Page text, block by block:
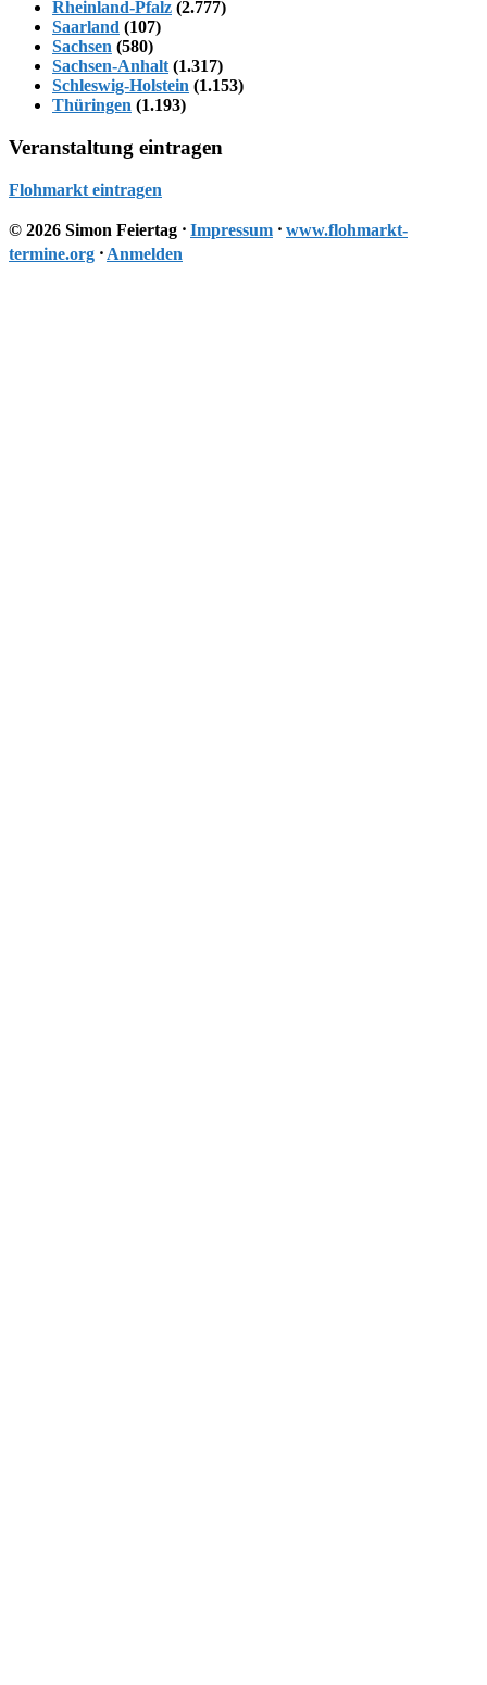
Rheinland-Pfalz (2.777)
Saarland (107)
Sachsen (580)
Sachsen-Anhalt (1.317)
Schleswig-Holstein (1.153)
Thüringen (1.193)
Veranstaltung eintragen
Flohmarkt eintragen
© 2026 Simon Feiertag ⸱ Impressum ⸱ www.flohmarkt-
termine.org ⸱ Anmelden